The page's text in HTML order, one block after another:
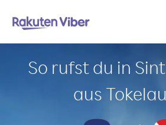
So rufst du in
aus